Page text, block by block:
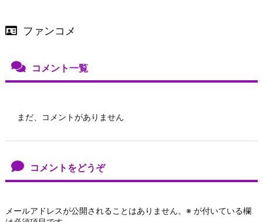
ファンコメ
コメント一覧
まだ、コメントがありません
コメントをどうぞ
メールアドレスが公開されることはありません。 ※ が付いている欄